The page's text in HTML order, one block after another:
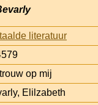
literatuur
op mij
Elilzabeth